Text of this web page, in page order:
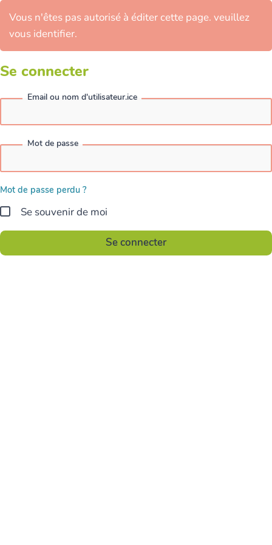
Vous n'êtes pas autorisé à éditer cette page. veuillez
vous identifier.
Se connecter
Email ou nom d'utilisateur.ice
Mot de passe
Mot de passe perdu ?
Se souvenir de moi
Se connecter